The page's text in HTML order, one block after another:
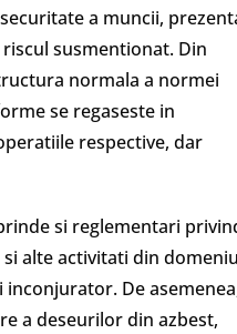
a muncii,
susmentionat. Din
normala a normei
se regaseste in
respective, dar
si reglementari
alte activitati din
De
a deseurilor din azbest,